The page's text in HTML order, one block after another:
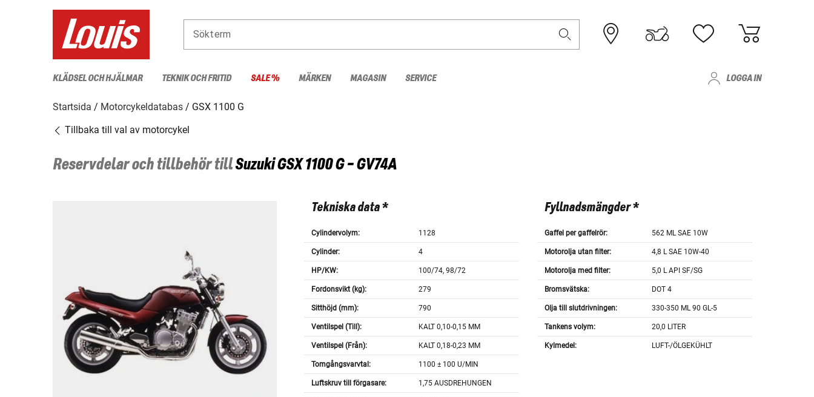
Sökterm
KLÄDSEL OCH HJÄLMAR TEKNIK OCH FRITID SALE % MÄRKEN MAGASIN SERVICE LOGGA IN
Startsida Motorcykeldatabas
GSX 1100 G
Tillbaka till val av motorcykel
Reservdelar och tillbehör tillSuzukiGSX 1100 G - GV74A
Tekniska data *
Cylindervolym: 1128
Cylinder: 4
HP/KW: 100/74, 98/72
Fordonsvikt (kg): 279
Sitthöjd (mm): 790
Ventilspel (Till): KALT 0,10-0,15 MM
Ventilspel (Från): KALT 0,18-0,23 MM
Tomgångsvarvtal: 1100 ± 100 U/MIN
Luftskruv till förgasare: 1,75 AUSDREHUNGEN
Fyllnadsmängder *
Gaffel per gaffelrör: 562 ML SAE 10W
Motorolja utan filter: 4,8 L SAE 10W-40
Motorolja med filter: 5,0 L API SF/SG
Bromsvätska: DOT 4
Olja till slutdrivningen: 330-350 ML 90 GL-5
Tankens volym: 20,0 LITER
Kylmedel: LUFT-/ÖLGEKÜHLT